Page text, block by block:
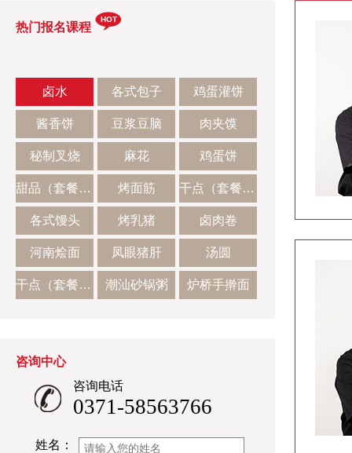
热门报名课程
HOT
卤水 各式包子 鸡蛋灌饼
酱香饼 豆浆豆脑 肉夹馍
秘制叉烧 麻花 鸡蛋饼
甜品（套餐二） 烤面筋 干点（套餐一）
各式馒头 烤乳猪 卤肉卷
河南烩面 凤眼猪肝 汤圆
干点（套餐二） 潮汕砂锅粥 炉桥手擀面
咨询中心
咨询电话
0371-58563766
姓名：